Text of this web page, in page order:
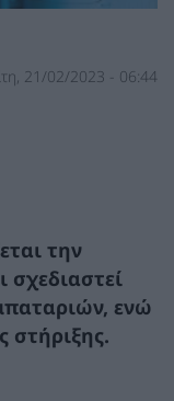
21/02/2023 - 06:44
την
σχεδιαστεί
ενώ
στήριξης.